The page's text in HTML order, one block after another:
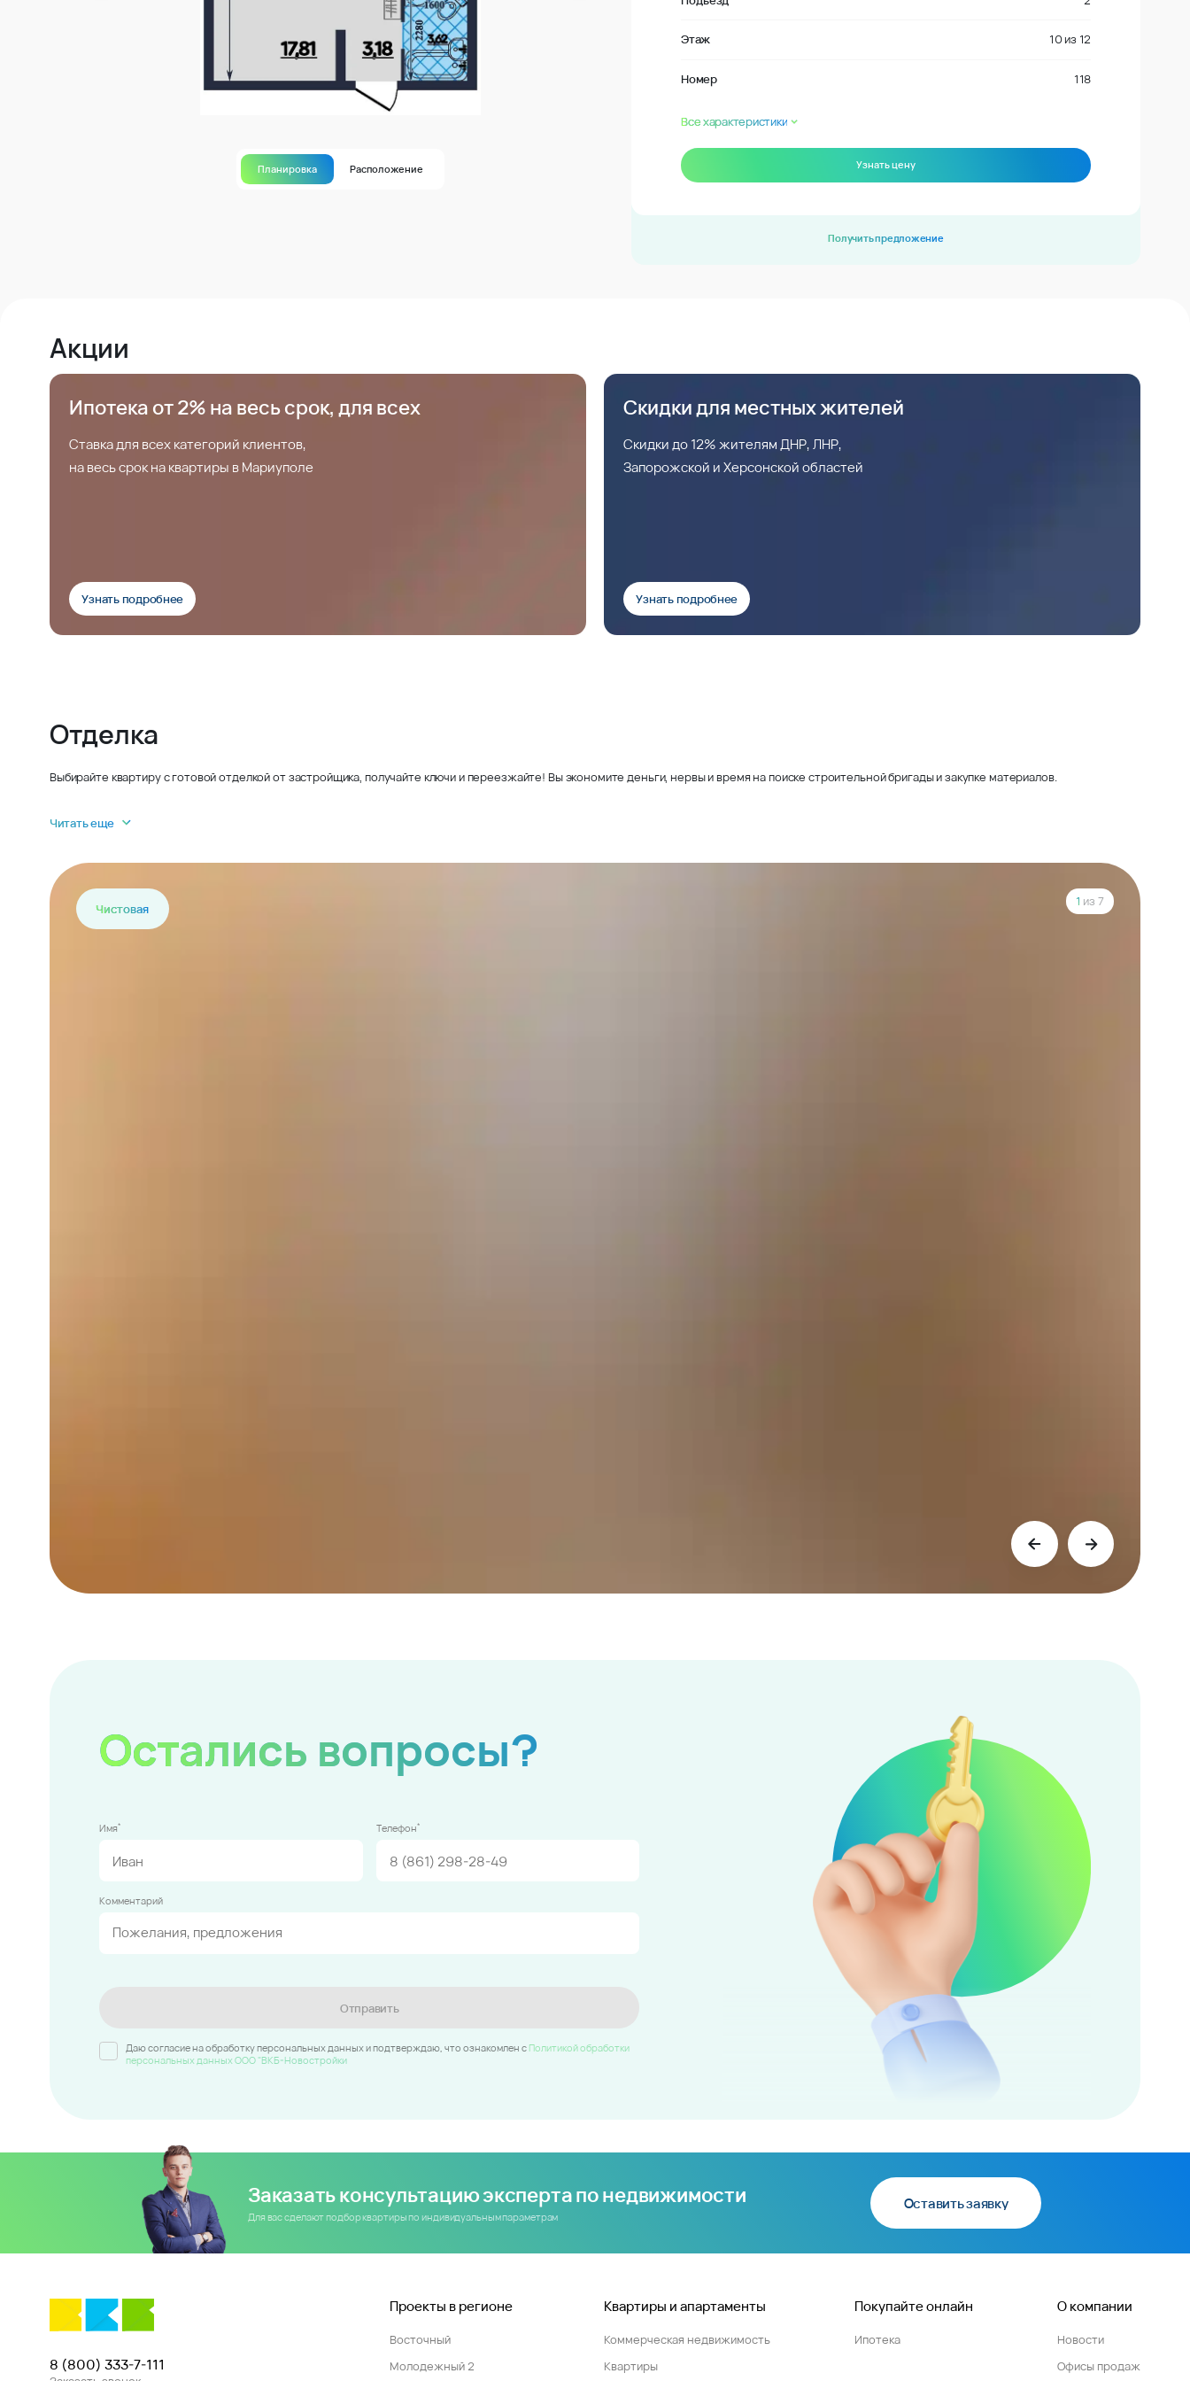
Планировка Расположение
Этаж 10из 12
Номер 118
Все характеристики
Узнать цену
Получить предложение
Акции
Ипотека от 2% на весь срок, для всех
Ставка для всех категорий клиентов,
на весь срок на квартиры в Мариуполе
Узнать подробнее
Скидки для местных жителей
Скидки до 12% жителям ДНР, ЛНР,
Запорожской и Херсонской областей
Узнать подробнее
Отделка
Выбирайте квартиру с готовой отделкой от застройщика, получайте ключи и переезжайте! Вы экономите деньги, нервы и время на поиске строительной бригады и закупке материалов.
Читать еще
Чистовая
1 из 7
Остались вопросы?
Имя* Телефон*
Комментарий
Отправить
Даю согласие на обработку персональных данных и подтверждаю, что ознакомлен c Политикой обработки
персональных данных ООО "ВКБ-Новостройки
Заказать консультацию эксперта по недвижимости
Для вас сделают подбор квартиры по индивидуальным параметрам
Оставить заявку
8 (800) 333-7-111
Проекты в регионе
Восточный
Молодежный 2
Квартиры и апартаменты
Коммерческая недвижимость
Квартиры
Покупайте онлайн
Ипотека
О компании
Новости
Офисы продаж